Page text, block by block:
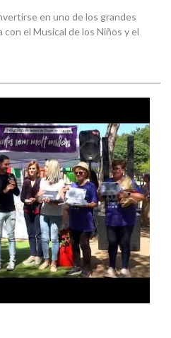
en uno de los grandes
el Musical de los Niños y el